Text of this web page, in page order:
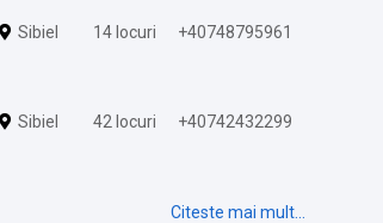
Sibiel 14 locuri +40748795961
Sibiel 42 locuri +40742432299
Citeste mai mult...